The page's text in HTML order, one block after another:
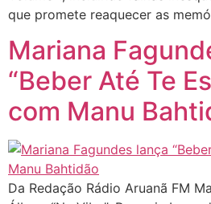
que promete reaquecer as
Mariana
“Beber Até Te
com Manu
Da Redação Rádio Aruanã FM